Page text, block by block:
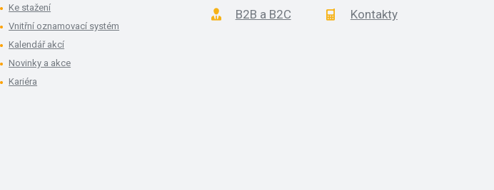
Ke stažení
Vnitřní oznamovací systém
Kalendář akcí
Novinky a akce
Kariéra
B2B a B2C
Kontakty